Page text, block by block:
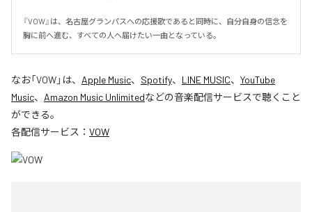
『VOW』は、名古屋グランパスへの応援歌であると同時に、自分自身の信念を
胸に前へ進む、すべての人へ届けたい一曲となっている。
なお「VOW」は、 Apple Music、 Spotify、 LINE MUSIC、 YouTube
Music、 Amazon Music Unlimitedなどの音楽配信サービスで聴くこと
ができる。
各配信サービス： VOW